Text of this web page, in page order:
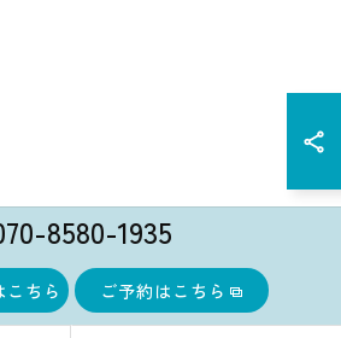
8580-1935
ちら ご予約はこちら